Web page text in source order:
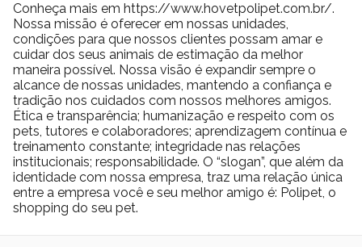
Conheça mais em https://www.hovetpolipet.com.br/.
Nossa missão é oferecer em nossas unidades,
condições para que nossos clientes possam amar e
cuidar dos seus animais de estimação da melhor
maneira possível. Nossa visão é expandir sempre o
alcance de nossas unidades, mantendo a confiança e
tradição nos cuidados com nossos melhores amigos.
Ética e transparência; humanização e respeito com os
pets, tutores e colaboradores; aprendizagem contínua e
treinamento constante; integridade nas relações
institucionais; responsabilidade. O “slogan”, que além da
identidade com nossa empresa, traz uma relação única
entre a empresa você e seu melhor amigo é: Polipet, o
shopping do seu pet.